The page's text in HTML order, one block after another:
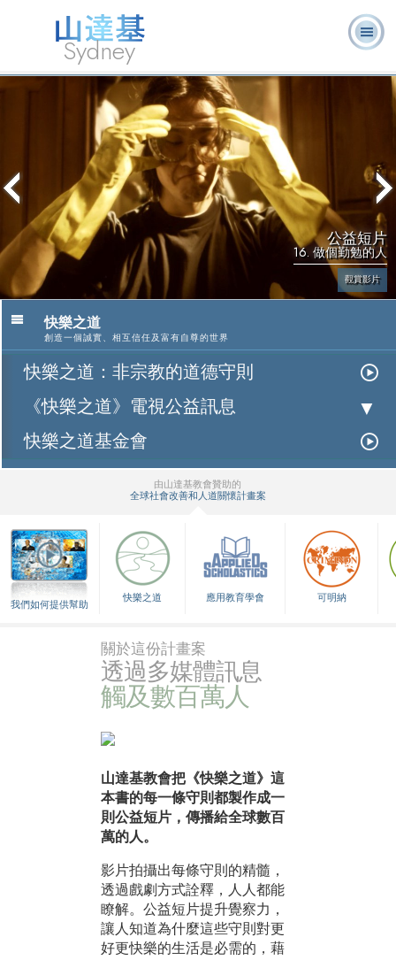
Sydney
L. 羅恩 賀
伯特
什麼是山達
基？
志願牧
師
常見的問
公益短片
16. 做個勤勉的人
觀賞影片
快樂之道
創造一個誠實、相互信任及富有自尊的世界
快樂之道：非宗教的道德守則
《快樂之道》電視公益訊息
快樂之道基金會
由山達基教會贊助的
全球社會改善和人道關懷計畫案
我們如何提供幫助
快樂之道 應用教育學會 可明納
關於這份計畫案
透過多媒體訊息
觸及數百萬人
山達基教會把《快樂之道》這
本書的每一條守則都製作成一
則公益短片，傳播給全球數百
萬的人。
影片拍攝出每條守則的精髓，
透過戲劇方式詮釋，人人都能
瞭解。公益短片提升覺察力，
讓人知道為什麼這些守則對更
好更快樂的生活是必需的，藉